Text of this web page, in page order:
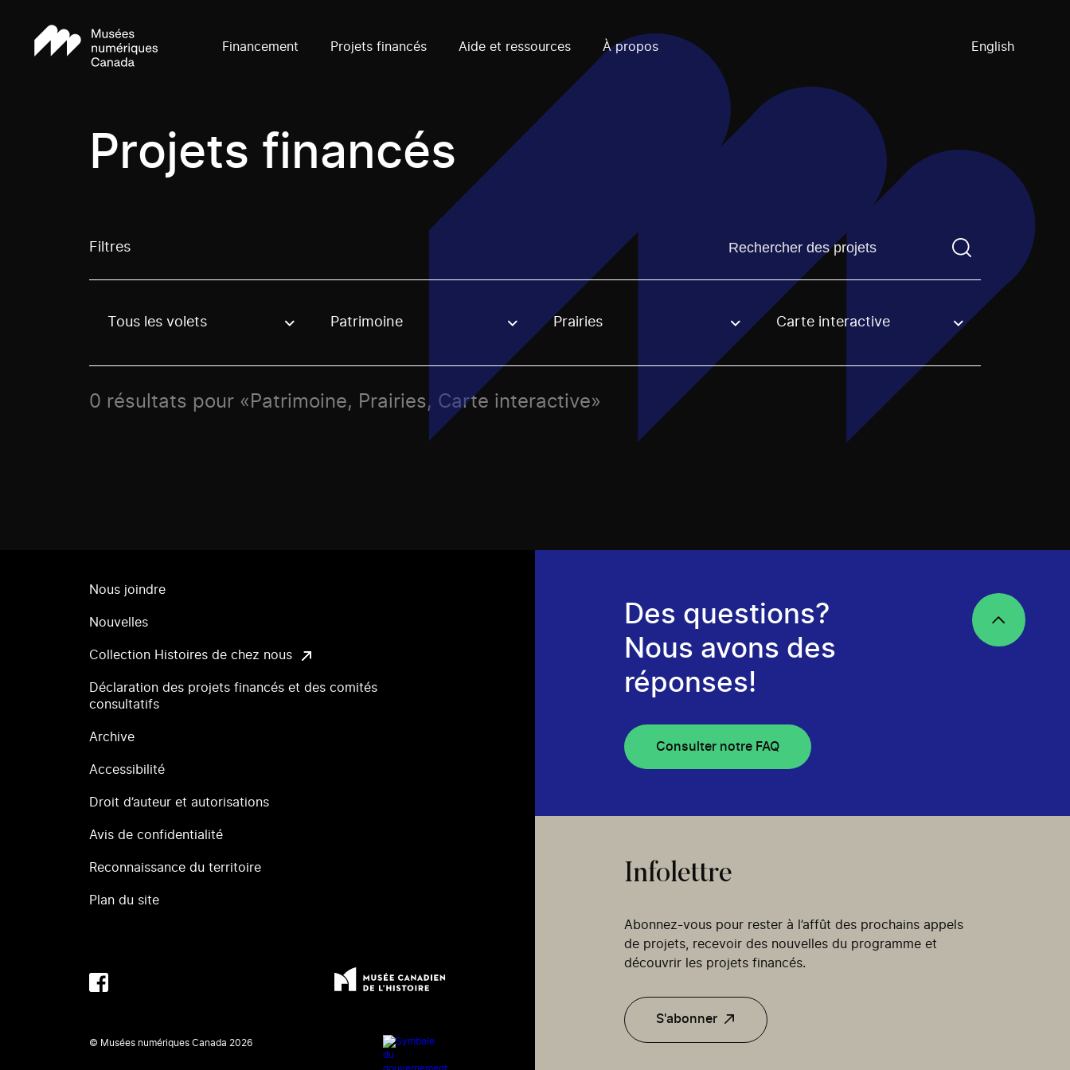
Financement Projets financés Aide et ressources À propos English
Projets financés
Filtres Trouvez un projetVous devez saisir un terme de
Use these options to filter projects by topic, stream or regon. The filter will be applied when selecting an option.
Tous les volets Patrimoine Prairies Carte interactive
0 résultats pour «Patrimoine, Prairies, Carte interactive»
Nous joindre
Nouvelles
Collection Histoires de chez nous
Déclaration des projets financés et des comités
consultatifs
Archive
Accessibilité
Droit d’auteur et autorisations
Avis de confidentialité
Reconnaissance du territoire
Plan du site
© Musées numériques Canada 2026
Des questions?
Nous avons des
réponses!
Consulter notre FAQ
Infolettre
Abonnez-vous pour rester à l’affût des prochains appels
de projets, recevoir des nouvelles du programme et
découvrir les projets financés.
S'abonner